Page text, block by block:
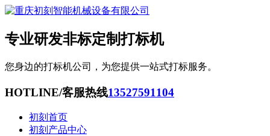
专业研发非标定制打标机
您身边的打标机公司，为您提供一站式打标服务。
HOTLINE/客服热线13527591104
初刻首页
初刻产品中心